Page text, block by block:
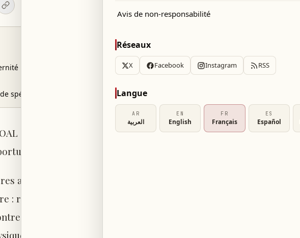
USMNT
spécial »
sur sa réputation, son évolution depuis la Coupe du Monde
que représente ce Mondial pour réécrire son histoire.
années et demie, Reyna a développé une sorte de «
: répéter sans cesse les mêmes messages, légèrement
avec les médias tourne autour des mêmes thèmes : Coupe
blessures, attitude, perception et réputation. Malgré ses
Avis de non-responsabilité
Réseaux
X Facebook Instagram RSS
Langue
AR
العربية
EN
English
FR
Français
ES
Español